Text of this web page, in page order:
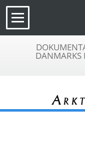
DANMARKS